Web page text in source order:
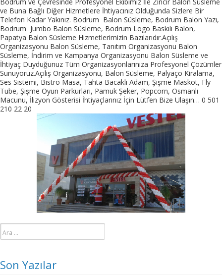
ve Buna Bağlı Diğer Hizmetlere İhtiyacınız Olduğunda Sizlere Bir
Telefon Kadar Yakınız. Bodrum Balon Süsleme, Bodrum Balon Yazı,
Bodrum Jumbo Balon Süsleme, Bodrum Logo Baskılı Balon,
Papatya Balon Süsleme Hizmetlerimizin Bazılarıdır.Açılış
Organizasyonu Balon Süsleme, Tanıtım Organizasyonu Balon
Süsleme, İndirim ve Kampanya Organizasyonu Balon Süsleme ve
İhtiyaç Duyduğunuz Tüm Organizasyonlarınıza Profesyonel Çözümler
Sunuyoruz.Açılış Organizasyonu, Balon Süsleme, Palyaço Kiralama,
Ses Sistemi, Bistro Masa, Tahta Bacaklı Adam, Şişme Maskot, Fly
Tube, Şişme Oyun Parkurları, Pamuk Şeker, Popcorn, Osmanlı
Macunu, İlizyon Gösterisi İhtiyaçlarınız İçin Lütfen Bize Ulaşın… 0 501
210 22 20
Arama:
Son Yazılar